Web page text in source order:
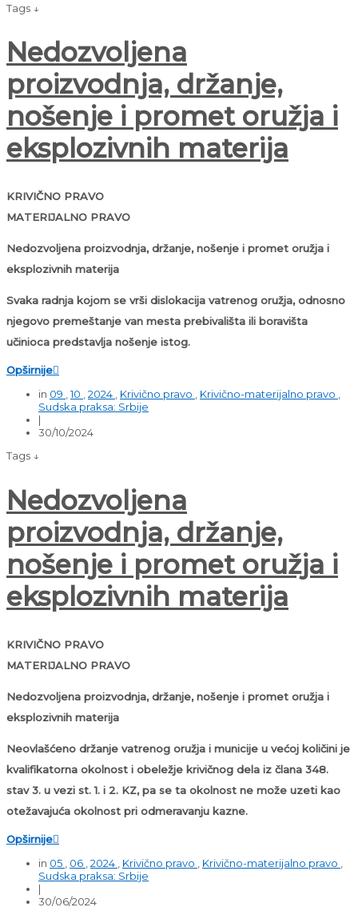
Tags ↓
Nedozvoljena
proizvodnja, držanje,
nošenje i promet oružja i
eksplozivnih materija
KRIVIČNO PRAVO
MATERIJALNO PRAVO
Nedozvoljena proizvodnja, držanje, nošenje i promet oružja i
eksplozivnih materija
Svaka radnja kojom se vrši dislokacija vatrenog oružja, odnosno
njegovo premeštanje van mesta prebivališta ili boravišta
učinioca predstavlja nošenje istog.
Opširnije
in 09 ,10 ,2024 , Krivično pravo , Krivično-materijalno pravo ,
Sudska praksa: Srbije
|
30/10/2024
Tags ↓
Nedozvoljena
proizvodnja, držanje,
nošenje i promet oružja i
eksplozivnih materija
KRIVIČNO PRAVO
MATERIJALNO PRAVO
Nedozvoljena proizvodnja, držanje, nošenje i promet oružja i
eksplozivnih materija
Neovlašćeno držanje vatrenog oružja i municije u većoj količini je
kvalifikatorna okolnost i obeležje krivičnog dela iz člana 348.
stav 3. u vezi st. 1. i 2. KZ, pa se ta okolnost ne može uzeti kao
otežavajuća okolnost pri odmeravanju kazne.
Opširnije
in 05 06 2024 Krivično pravo Krivično-materijalno pravo
Sudska praksa: Srbije
|
30/06/2024